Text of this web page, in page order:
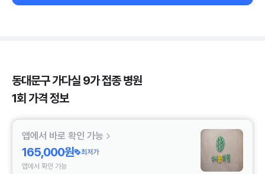
동대문구 가다실 9가 접종 병원
1회 가격 정보
앱에서 바로 확인 가능
165,000원
최저가
앱에서 확인 가능